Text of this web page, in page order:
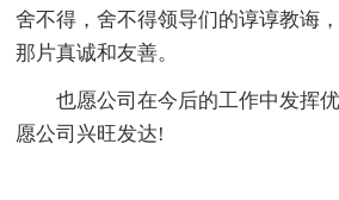
舍不得，舍不得领导们的谆谆教诲
那片真诚和友善。
也愿公司在今后的工作中发挥
愿公司兴旺发达!